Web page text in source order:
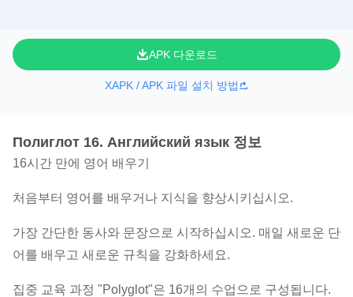
APK 다운로드
XAPK / APK 파일 설치 방법
Полиглот 16. Английский язык 정보
16시간 만에 영어 배우기
처음부터 영어를 배우거나 지식을 향상시키십시오.
가장 간단한 동사와 문장으로 시작하십시오. 매일 새로운 단
어를 배우고 새로운 규칙을 강화하세요.
집중 교육 과정 "Polyglot"은 16개의 수업으로 구성됩니다.